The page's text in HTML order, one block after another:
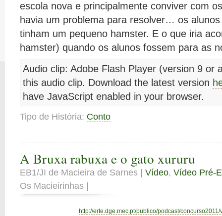
escola nova e principalmente conviver com
havia um problema para resolver… os
tinham um pequeno hamster. E o que iria
hamster) quando os alunos fossem para as
Audio clip: Adobe Flash Player (version 9 or
this audio clip. Download the latest version
have JavaScript enabled in your browser.
Tipo de História: Conto
A Bruxa rabuxa e o gato xururu
EB1/JI de Macieira de Sarnes | Vídeo, Vídeo Pré-
Os Macieirinhas |
http://erte.dge.mec.pt/publico/podcast/